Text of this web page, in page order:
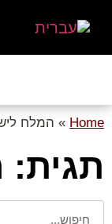
Home
» המלח